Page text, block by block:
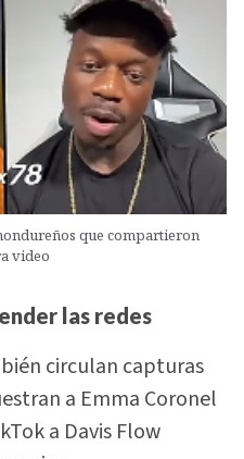
que compartieron
video
las redes
circulan capturas
a Emma Coronel
a Davis Flow